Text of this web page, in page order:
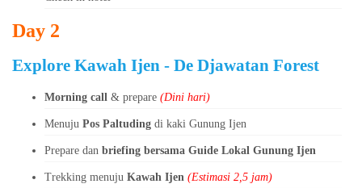
Day 2
Explore Kawah Ijen - De Djawatan Forest
Morning call & prepare (Dini hari)
Menuju Pos Paltuding di kaki Gunung Ijen
Prepare dan briefing bersama Guide Lokal Gunung Ijen
Trekking menuju Kawah Ijen (Estimasi 2,5 jam)